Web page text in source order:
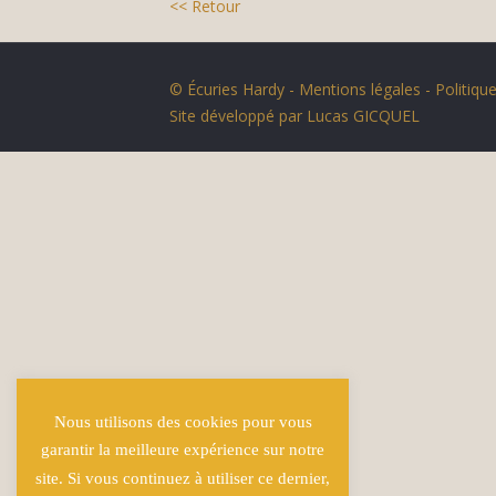
<< Retour
© Écuries Hardy - Mentions légales -
Site développé par Lucas GICQUEL
Nous utilisons des cookies pour vous
garantir la meilleure expérience sur notre
site. Si vous continuez à utiliser ce dernier,